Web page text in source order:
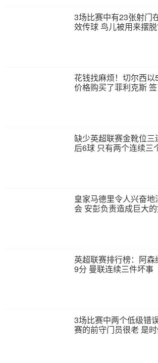
3场比赛中有23张射门
效传球 鸟儿被用来摆
花钱找麻烦！切尔西
价格购买了菲利克斯
缺少英超联赛金靴位三
后6球 只有两个连续三
皇家马德里令人兴奋
会 安彭负责造成巨大的
英超联赛排行榜：阿
9分 曼联连续三件坏事
3场比赛中两个低级错
赛的前守门员很老 是